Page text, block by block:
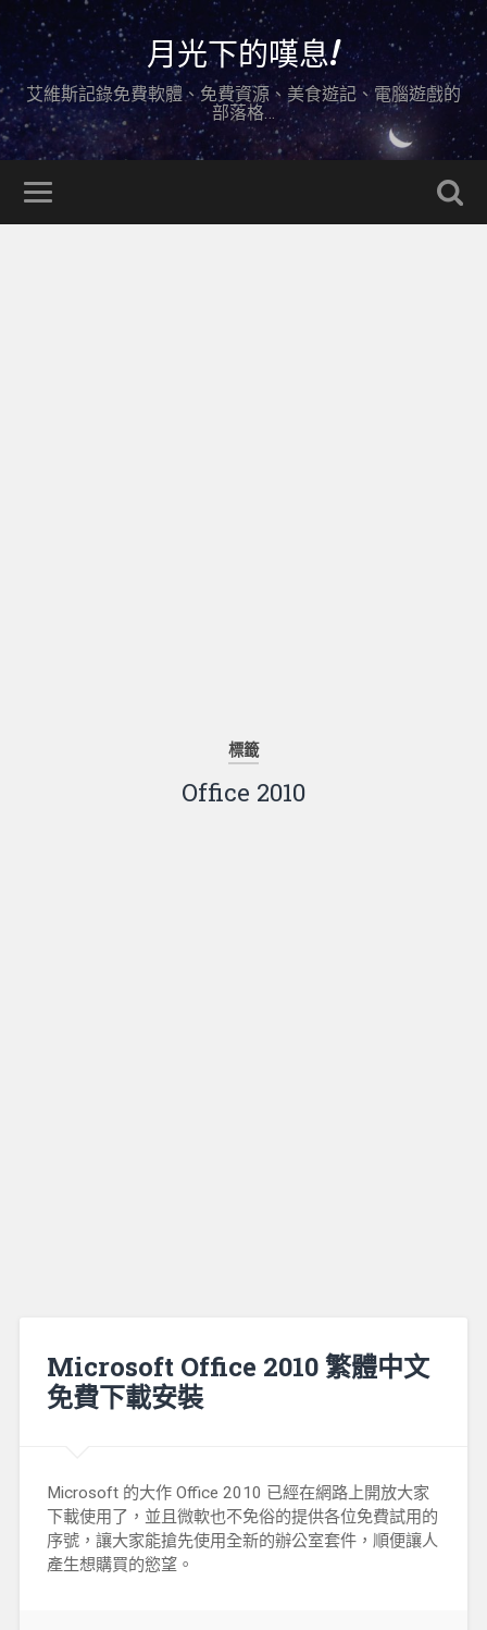
月光下的嘆息!
艾維斯記錄免費軟體、免費資源、美食遊記、電腦遊戲的
部落格…
標籤
Office 2010
Microsoft Office 2010 繁體中文
免費下載安裝
Microsoft 的大作 Office 2010 已經在網路上開放大家
下載使用了，並且微軟也不免俗的提供各位免費試用的
序號，讓大家能搶先使用全新的辦公室套件，順便讓人
產生想購買的慾望。